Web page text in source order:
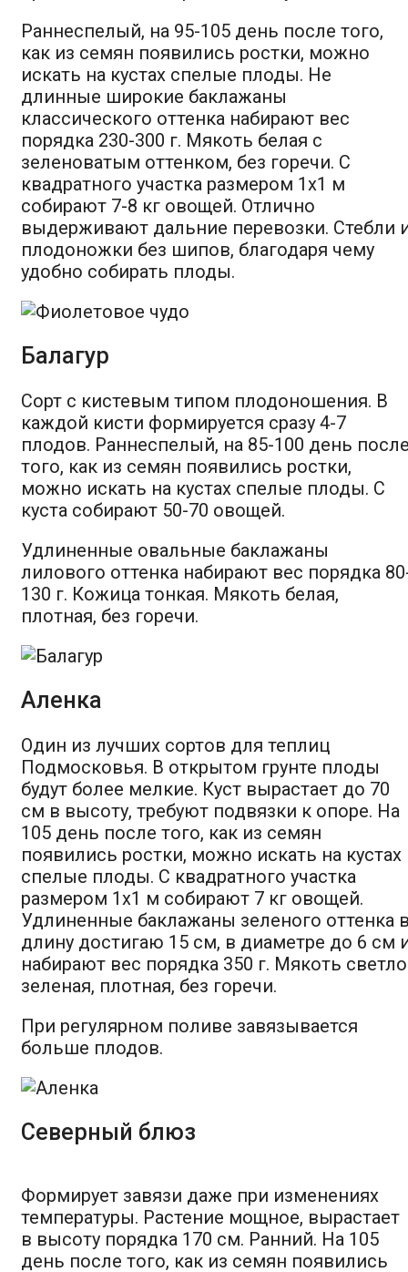
Раннеспелый, на 95-105 день после того,
как из семян появились ростки, можно
искать на кустах спелые плоды. Не
длинные широкие баклажаны
классического оттенка набирают вес
порядка 230-300 г. Мякоть белая с
зеленоватым оттенком, без горечи. С
квадратного участка размером 1х1 м
собирают 7-8 кг овощей. Отлично
выдерживают дальние перевозки. Стебли
плодоножки без шипов, благодаря чему
удобно собирать плоды.
Балагур
Сорт с кистевым типом плодоношения. В
каждой кисти формируется сразу 4-7
плодов. Раннеспелый, на 85-100 день
того, как из семян появились ростки,
можно искать на кустах спелые плоды. С
куста собирают 50-70 овощей.
Удлиненные овальные баклажаны
лилового оттенка набирают вес порядка
130 г. Кожица тонкая. Мякоть белая,
плотная, без горечи.
Аленка
Один из лучших сортов для теплиц
Подмосковья. В открытом грунте плоды
будут более мелкие. Куст вырастает до 70
см в высоту, требуют подвязки к опоре. На
105 день после того, как из семян
появились ростки, можно искать на кустах
спелые плоды. С квадратного участка
размером 1х1 м собирают 7 кг овощей.
Удлиненные баклажаны зеленого оттенка
длину достигаю 15 см, в диаметре до 6 см
набирают вес порядка 350 г. Мякоть
зеленая, плотная, без горечи.
При регулярном поливе завязывается
больше плодов.
Северный блюз
Формирует завязи даже при изменениях
температуры. Растение мощное, вырастает
в высоту порядка 170 см. Ранний. На 105
день после того, как из семян появились